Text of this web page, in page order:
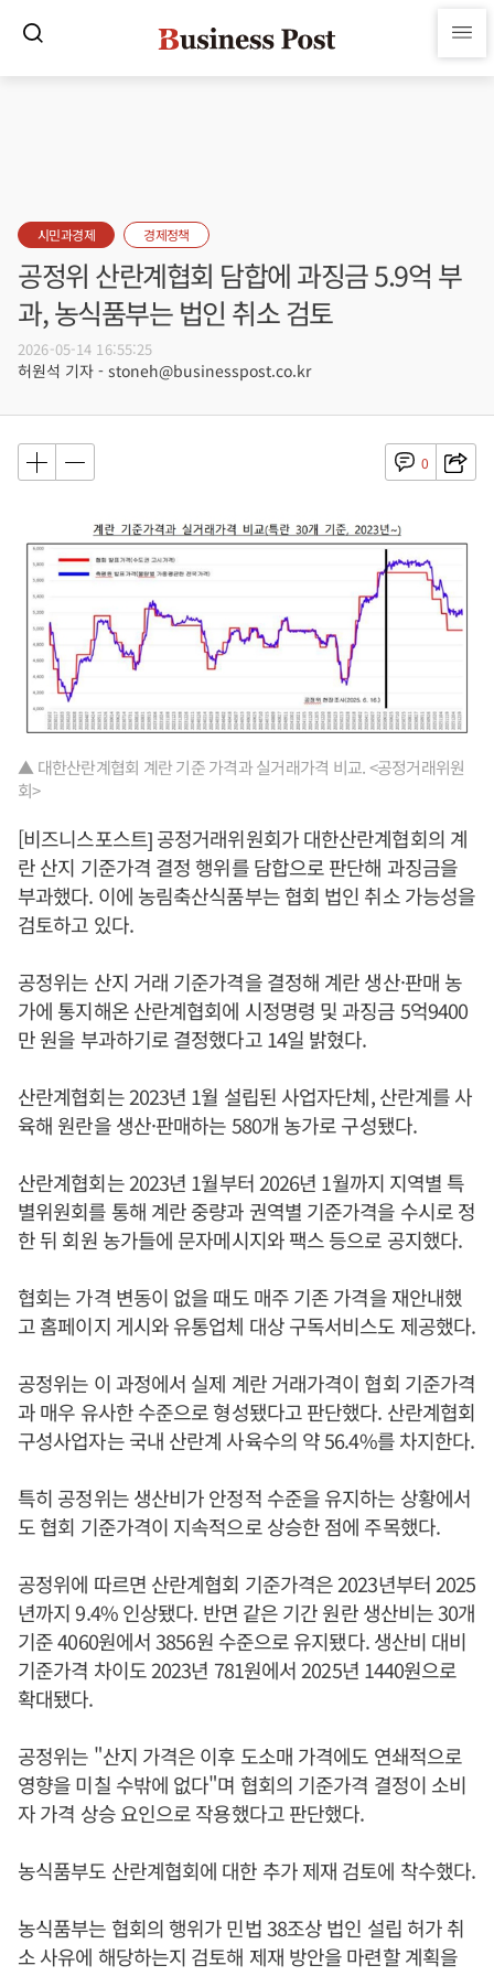
시민과경제 경제정책
공정위 산란계협회 담합에 과징금 5.9억 부
과, 농식품부는 법인 취소 검토
2026-05-14 16:55:25
허원석 기자 - stoneh@businesspost.co.kr
0
▲ 대한산란계협회 계란 기준 가격과 실거래가격 비교. <공정거래위원
회>
[비즈니스포스트] 공정거래위원회가 대한산란계협회의 계
란 산지 기준가격 결정 행위를 담합으로 판단해 과징금을
부과했다. 이에 농림축산식품부는 협회 법인 취소 가능성을
검토하고 있다.
공정위는 산지 거래 기준가격을 결정해 계란 생산·판매 농
가에 통지해온 산란계협회에 시정명령 및 과징금 5억9400
만 원을 부과하기로 결정했다고 14일 밝혔다.
산란계협회는 2023년 1월 설립된 사업자단체, 산란계를 사
육해 원란을 생산·판매하는 580개 농가로 구성됐다.
산란계협회는 2023년 1월부터 2026년 1월까지 지역별 특
별위원회를 통해 계란 중량과 권역별 기준가격을 수시로 정
한 뒤 회원 농가들에 문자메시지와 팩스 등으로 공지했다.
협회는 가격 변동이 없을 때도 매주 기존 가격을 재안내했
고 홈페이지 게시와 유통업체 대상 구독서비스도 제공했다.
공정위는 이 과정에서 실제 계란 거래가격이 협회 기준가격
과 매우 유사한 수준으로 형성됐다고 판단했다. 산란계협회
구성사업자는 국내 산란계 사육수의 약 56.4%를 차지한다.
특히 공정위는 생산비가 안정적 수준을 유지하는 상황에서
도 협회 기준가격이 지속적으로 상승한 점에 주목했다.
공정위에 따르면 산란계협회 기준가격은 2023년부터 2025
년까지 9.4% 인상됐다. 반면 같은 기간 원란 생산비는 30개
기준 4060원에서 3856원 수준으로 유지됐다. 생산비 대비
기준가격 차이도 2023년 781원에서 2025년 1440원으로
확대됐다.
공정위는 "산지 가격은 이후 도소매 가격에도 연쇄적으로
영향을 미칠 수밖에 없다"며 협회의 기준가격 결정이 소비
자 가격 상승 요인으로 작용했다고 판단했다.
농식품부도 산란계협회에 대한 추가 제재 검토에 착수했다.
농식품부는 협회의 행위가 민법 38조상 법인 설립 허가 취
소 사유에 해당하는지 검토해 제재 방안을 마련할 계획을